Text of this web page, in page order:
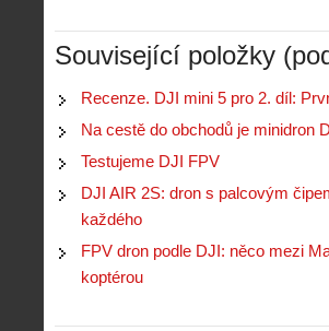
Související položky
Recenze. DJI mini 5 pro 2. díl:
Na cestě do obchodů je minidron
Testujeme DJI FPV
DJI AIR 2S: dron s palcovým
každého
FPV dron podle DJI: něco mezi
koptérou